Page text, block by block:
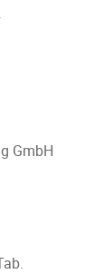
GmbH